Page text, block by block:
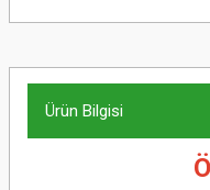
Ürün Bilgisi